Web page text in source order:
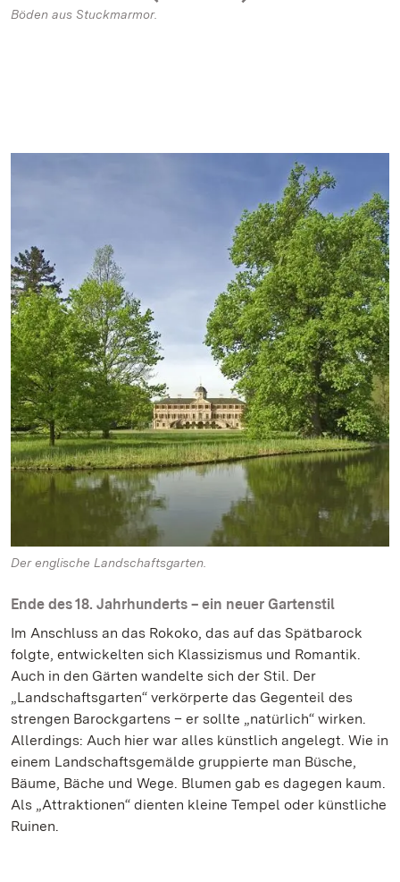
Böden aus Stuckmarmor.
Der englische Landschaftsgarten.
Ende des 18. Jahrhunderts – ein neuer Gartenstil
Im Anschluss an das Rokoko, das auf das Spätbarock
folgte, entwickelten sich Klassizismus und Romantik.
Auch in den Gärten wandelte sich der Stil. Der
„Landschaftsgarten“ verkörperte das Gegenteil des
strengen Barockgartens – er sollte „natürlich“ wirken.
Allerdings: Auch hier war alles künstlich angelegt. Wie in
einem Landschaftsgemälde gruppierte man Büsche,
Bäume, Bäche und Wege. Blumen gab es dagegen kaum.
Als „Attraktionen“ dienten kleine Tempel oder künstliche
Ruinen.